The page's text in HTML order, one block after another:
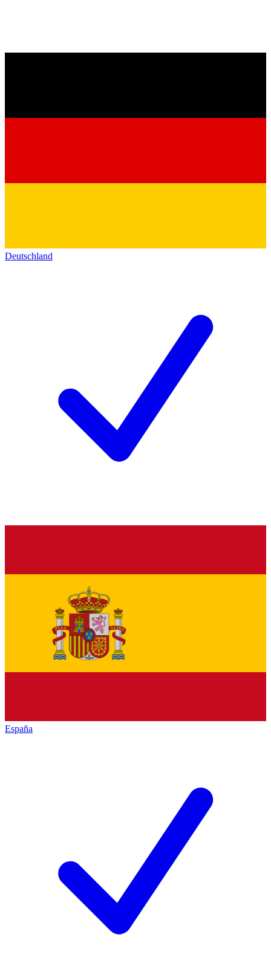
Deutschland
España